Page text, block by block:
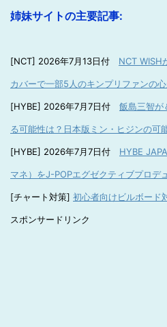
姉妹サイトの主要記事:
[NCT] 2026年7月13日付 NCT WISH
カバーで一部5人のキンプリファンの
[HYBE] 2026年7月7日付 飯島三智が
る可能性は？日本版ミン・ヒジンの可
[HYBE] 2026年7月7日付 HYBE
マネ）をJ-POPエグゼクティブプロデ
[チャート対策] 初心者向けビルボード
スポンサードリンク